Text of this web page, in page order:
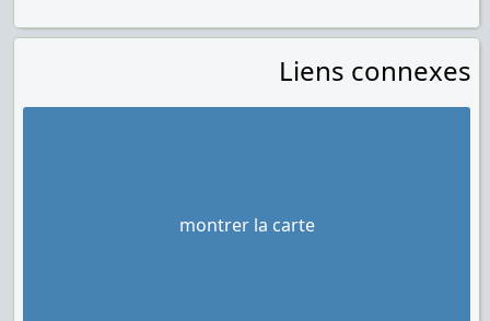
Liens connexes
montrer la carte